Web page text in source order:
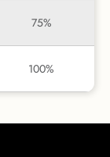
75%
100%